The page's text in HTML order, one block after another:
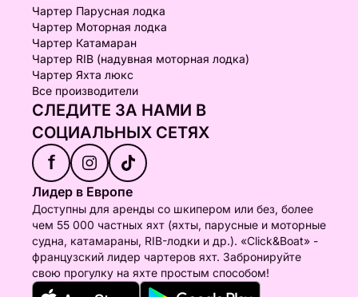
Чартер Парусная лодка
Чартер Моторная лодка
Чартер Катамаран
Чартер RIB (надувная моторная лодка)
Чартер Яхта люкс
Все производители
СЛЕДИТЕ ЗА НАМИ В
СОЦИАЛЬНЫХ СЕТЯХ
f
Лидер в Европе
Доступны для аренды со шкипером или без, более
чем 55 000 частных яхт (яхты, парусные и моторные
судна, катамараны, RIB-лодки и др.). «Click&Boat» -
французский лидер чартеров яхт. Забронируйте
свою прогулку на яхте простым способом!